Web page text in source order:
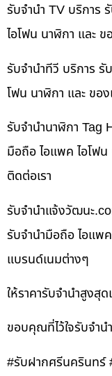
รับจำนำ TV บริการ
ไอโฟน นาฬิกา และ
รับจำนำทีวี บริการ รั
โฟน นาฬิกา และ ขอ
รับจำนำนาฬิกา Tag
มือถือ ไอแพค ไอโฟ
ติดต่อเรา
รับจํานําแจ้งวัฒนะ
รับจำนำมือถือ ไอแพ
แบรนด์เนมต่างๆ
ให้ราคารับจำนำสูงสุ
ขอบคุณที่ไว้ใจรับจำ
#รับฝากศรีนครินทร์